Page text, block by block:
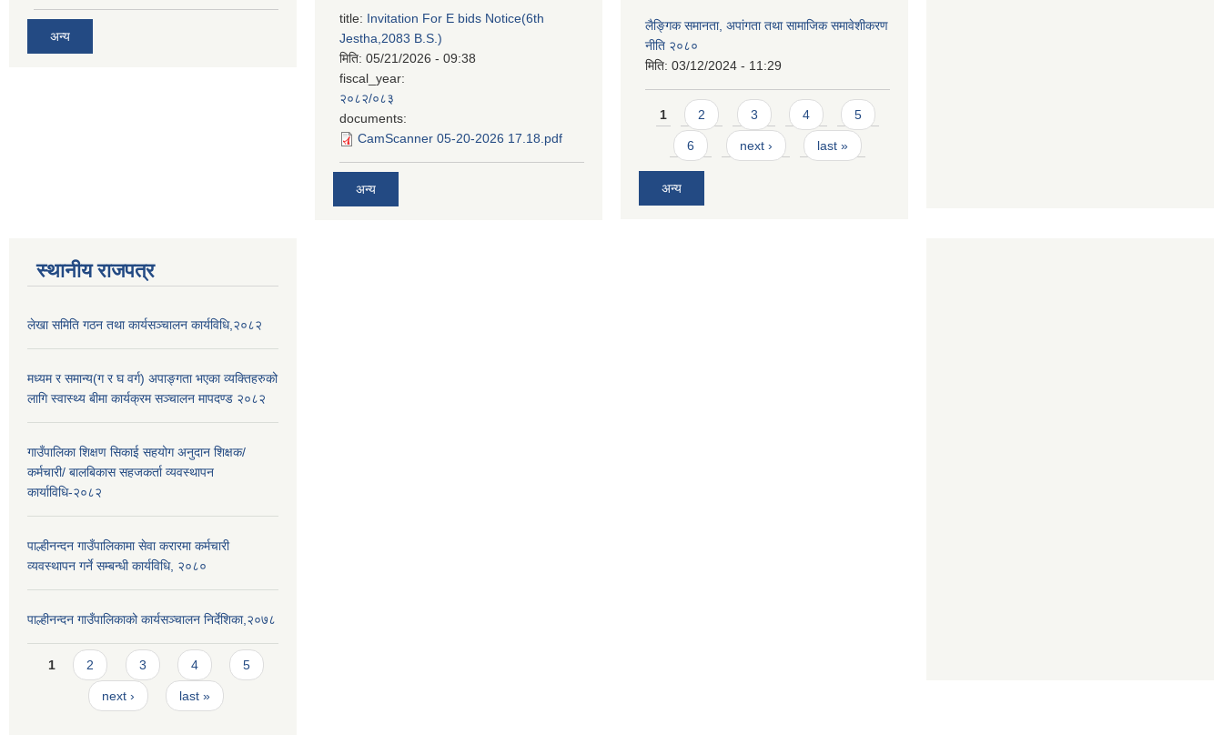
अन्य
title: Invitation For E bids Notice(6th
Jestha,2083 B.S.)
मिति: 05/21/2026 - 09:38
fiscal_year:
२०८२/०८३
documents:
CamScanner 05-20-2026 17.18.pdf
अन्य
लैङ्गिक समानता, अपांगता तथा सामाजिक समावेशीकरण
नीति २०८०
मिति: 03/12/2024 - 11:29
Pages
1 2 3 4 5
6 next › last »
अन्य
स्थानीय राजपत्र
लेखा समिति गठन तथा कार्यसञ्चालन कार्यविधि,२०८२
मध्यम र समान्य(ग र घ वर्ग) अपाङ्गता भएका व्यक्तिहरुको
लागि स्वास्थ्य बीमा कार्यक्रम सञ्चालन मापदण्ड २०८२
गाउँपालिका शिक्षण सिकाई सहयोग अनुदान शिक्षक/
कर्मचारी/ बालबिकास सहजकर्ता व्यवस्थापन
कार्याविधि-२०८२
पाल्हीनन्दन गाउँपालिकामा सेवा करारमा कर्मचारी
व्यवस्थापन गर्ने सम्बन्धी कार्यविधि, २०८०
पाल्हीनन्दन गाउँपालिकाको कार्यसञ्चालन निर्देशिका,२०७८
Pages
1 2 3 4 5
next › last »